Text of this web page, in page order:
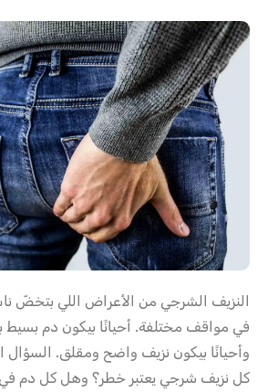
النزيف الشرجي من الأعراض اللي بتخضّ
في مواقف مختلفة. أحيانًا بيكون دم بسيط
وأحيانًا بيكون نزيف واضح ومقلق. السؤال
كل نزيف شرجي يعتبر خطر؟ وهل كل دم